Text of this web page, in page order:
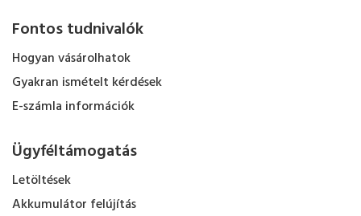
Fontos tudnivalók
Hogyan vásárolhatok
Gyakran ismételt kérdések
E-számla információk
Ügyféltámogatás
Letöltések
Akkumulátor felújítás